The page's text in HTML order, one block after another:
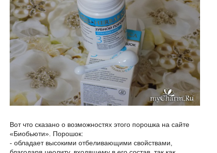
Вот что сказано о возможностях этого порошка на сайте
«Биобьюти». Порошок:
- обладает высокими отбеливающими свойствами,